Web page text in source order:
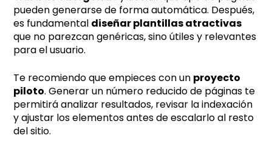
pueden generarse de forma automática. Después,
es fundamental diseñar plantillas atractivas
que no parezcan genéricas, sino útiles y relevantes
para el usuario.
Te recomiendo que empieces con un proyecto
piloto. Generar un número reducido de páginas te
permitirá analizar resultados, revisar la indexación
y ajustar los elementos antes de escalarlo al resto
del sitio.